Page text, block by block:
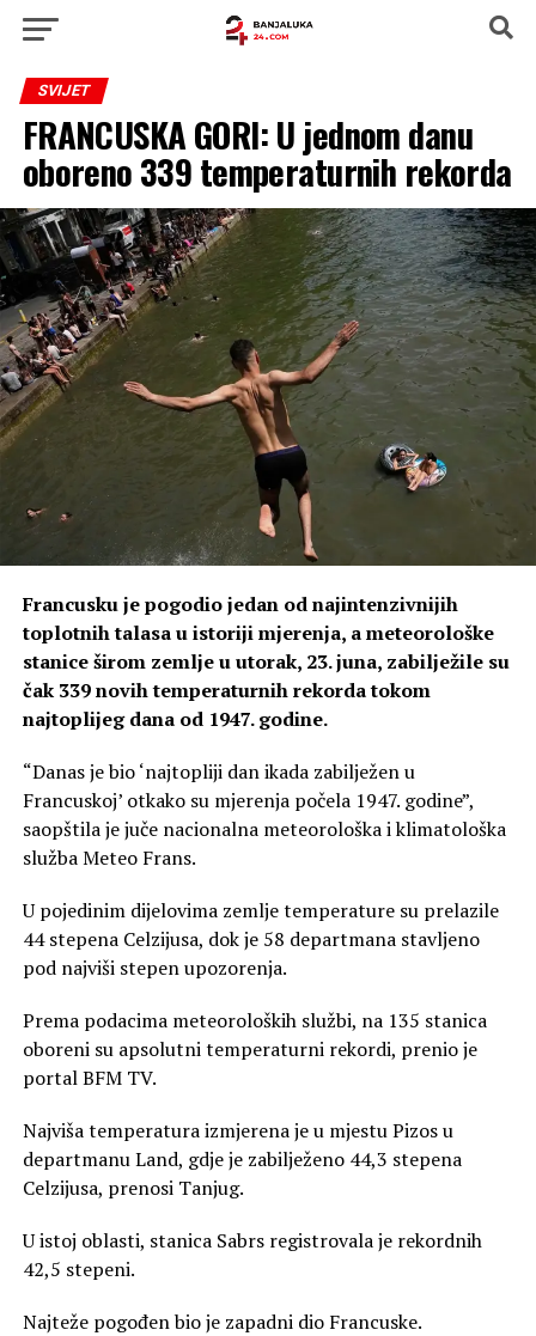
SVIJET
FRANCUSKA GORI: U jednom danu
oboreno 339 temperaturnih rekorda
Francusku je pogodio jedan od najintenzivnijih
toplotnih talasa u istoriji mjerenja, a meteorološke
stanice širom zemlje u utorak, 23. juna, zabilježile su
čak 339 novih temperaturnih rekorda tokom
najtoplijeg dana od 1947. godine.
“Danas je bio ‘najtopliji dan ikada zabilježen u
Francuskoj’ otkako su mjerenja počela 1947. godine”,
saopštila je juče nacionalna meteorološka i klimatološka
služba Meteo Frans.
U pojedinim dijelovima zemlje temperature su prelazile
44 stepena Celzijusa, dok je 58 departmana stavljeno
pod najviši stepen upozorenja.
Prema podacima meteoroloških službi, na 135 stanica
oboreni su apsolutni temperaturni rekordi, prenio je
portal BFM TV.
Najviša temperatura izmjerena je u mjestu Pizos u
departmanu Land, gdje je zabilježeno 44,3 stepena
Celzijusa, prenosi Tanjug.
U istoj oblasti, stanica Sabrs registrovala je rekordnih
42,5 stepeni.
Najteže pogođen bio je zapadni dio Francuske.